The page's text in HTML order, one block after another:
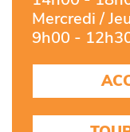
Mercredi /
9h00 -